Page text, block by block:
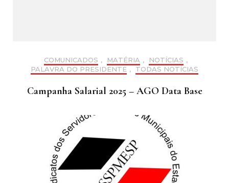
COMUNICADOS , MATÉRIA , NOTÍCIAS ,
PALAVRA DO PRESIDENTE , TODAS NOTÍCIAS
Campanha Salarial 2025 – AGO Data Base